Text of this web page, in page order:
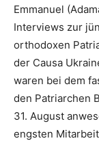
Emmanuel
Interviews zur
orthodoxen
der Causa
waren bei dem
den Patriarchen
31. August
engsten